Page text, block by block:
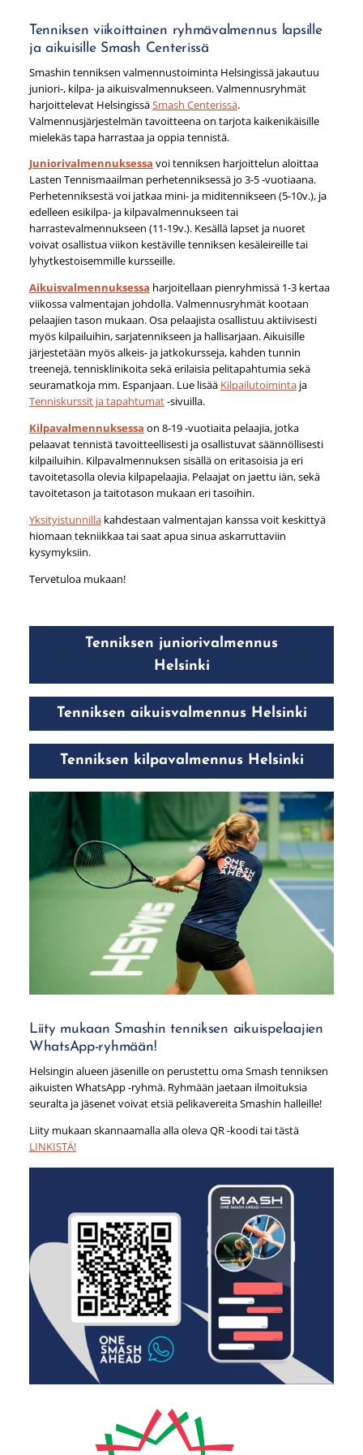
Tenniksen viikoittainen ryhmävalmennus lapsille
ja aikuisille Smash Centerissä
Smashin tenniksen valmennustoiminta Helsingissä jakautuu
juniori-, kilpa- ja aikuisvalmennukseen. Valmennusryhmät
harjoittelevat HelsingissäSmash Centerissä.
Valmennusjärjestelmän tavoitteena on tarjota kaikenikäisille
mielekäs tapa harrastaa ja oppia tennistä.
Juniorivalmennuksessa voi tenniksen harjoittelun aloittaa
Lasten Tennismaailman perhetenniksessä jo 3-5 -vuotiaana.
Perhetenniksestä voi jatkaa mini- ja miditennikseen (5-10v.), ja
edelleen esikilpa- ja kilpavalmennukseen tai
harrastevalmennukseen (11-19v.). Kesällä lapset ja nuoret
voivat osallistua viikon kestäville tenniksen kesäleireille tai
lyhytkestoisemmille kursseille.
Aikuisvalmennuksessa⁠⁠⁠⁠⁠⁠⁠ harjoitellaan pienryhmissä 1-3 kertaa
viikossa valmentajan johdolla. Valmennusryhmät kootaan
pelaajien tason mukaan. Osa pelaajista osallistuu aktiivisesti
myös kilpailuihin, sarjatennikseen ja hallisarjaan. Aikuisille
järjestetään myös alkeis- ja jatkokursseja, kahden tunnin
treenejä, tennisklinikoita sekä erilaisia pelitapahtumia sekä
seuramatkoja mm. Espanjaan. Lue lisää Kilpailutoimintaja
Tenniskurssit ja tapahtumat-sivuilla.
Kilpavalmennuksessa on 8-19 -vuotiaita pelaajia, jotka
pelaavat tennistä tavoitteellisesti ja osallistuvat säännöllisesti
kilpailuihin. Kilpavalmennuksen sisällä on eritasoisia ja eri
tavoitetasolla olevia kilpapelaajia. Pelaajat on jaettu iän, sekä
tavoitetason ja taitotason mukaan eri tasoihin.
Yksityistunnillakahdestaan valmentajan kanssa voit keskittyä
hiomaan tekniikkaa tai saat apua sinua askarruttaviin
kysymyksiin.
Tervetuloa mukaan!
Tenniksen juniorivalmennus
Helsinki
Tenniksen aikuisvalmennus Helsinki
Tenniksen kilpavalmennus Helsinki
Liity mukaan Smashin tenniksen aikuispelaajien
WhatsApp-ryhmään!
Helsingin alueen jäsenille on perustettu oma Smash tenniksen
aikuisten WhatsApp -ryhmä. Ryhmään jaetaan ilmoituksia
seuralta ja jäsenet voivat etsiä pelikavereita Smashin halleille!
Liity mukaan skannaamalla alla oleva QR -koodi tai tästä
LINKISTÄ!